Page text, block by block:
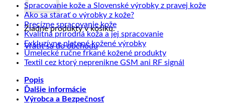
Žiadne produkty v košíku.
Vrátiť sa do obchodu
Spracovanie kože a Slovenské výrobky z pravej kože
Ako sa starať o výrobky z kože?Žiadne
na
Ako
sa
starať
Precízne spracovanie kožeŽiadne
komentáre
na
Precízne
spracovanie
Kvalitná prírodná koža a jej spracovanieŽiadne
na
Kvalitná
Exkluzívne pletené kožené výrobkyŽiadne
komentáre
na
Umelecké ručne frkané kožené produktyŽiadne
komentáre
Textil cez ktorý neprenikne GSM ani RF signál
Popis
Ďalšie informácie
Výrobca a Bezpečnosť